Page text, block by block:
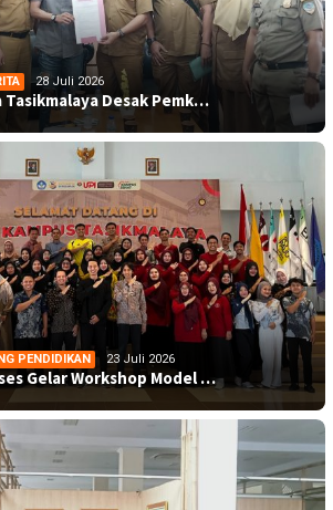
28 Juli 2026
Tasikmalaya Desak Pemk…
PENDIDIKAN 23 Juli 2026
Gelar Workshop Model …